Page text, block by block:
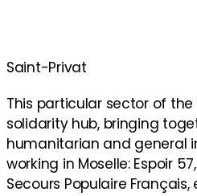
Saint-Privat
This particular sector of
solidarity hub, bringing
humanitarian and general
working in Moselle: Espoir
Secours Populaire Français,